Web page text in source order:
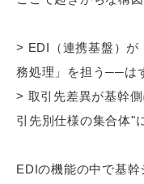
> EDI（連携基盤）が
務処理」を担う──は
> 取引先差異が基幹
引先別仕様の集合体"
EDIの機能の中で基